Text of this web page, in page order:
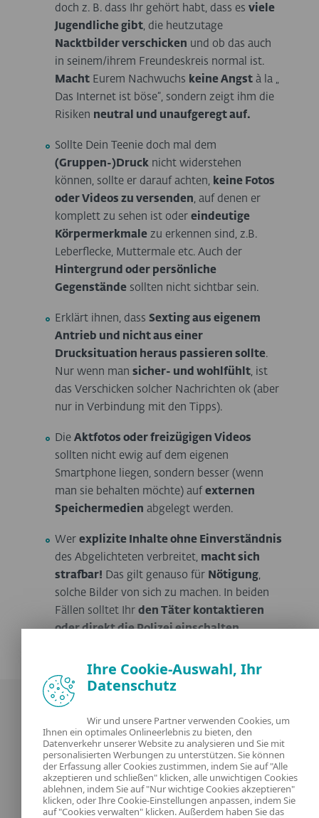
doch z. B. dass Ihr gehört habt, dass esviele
Jugendliche gibt, die heutzutage
Nacktbilder verschicken und ob das auch
in seinem/ihrem Freundeskreis normal ist.
Macht Eurem Nachwuchs keine Angst à la „
Das Internet ist böse“, sondern zeigt ihm die
Risiken neutral und unaufgeregt auf.
Sollte Dein Teenie doch mal dem
(Gruppen-)Druck nicht widerstehen
können, sollte er darauf achten, keine Fotos
oder Videos zu versenden, auf denen er
komplett zu sehen ist odereindeutige
Körpermerkmale zu erkennen sind, z.B.
Leberflecke, Muttermale etc. Auch der
Hintergrund oder persönliche
Gegenstände sollten nicht sichtbar sein.
Erklärt ihnen, dassSexting aus eigenem
Antrieb und nicht aus einer
Drucksituation heraus passieren sollte.
Nur wenn mansicher- und wohlfühlt, ist
das Verschicken solcher Nachrichten ok (aber
nur in Verbindung mit den Tipps).
DieAktfotos oder freizügigen Videos
sollten nicht ewig auf dem eigenen
Smartphone liegen, sondern besser (wenn
man sie behalten möchte) aufexternen
Speichermedien abgelegt werden.
Werexplizite Inhalte ohne Einverständnis
des Abgelichteten verbreitet, macht sich
strafbar! Das gilt genauso für Nötigung,
solche Bilder von sich zu machen. In beiden
Fällen solltet Ihrden Täter kontaktieren
oder direkt die Polizei einschalten.
Unsere Experten ESET
Was ist Datenschutzerklärung
Ihre Cookie-Auswahl, Ihr
Datenschutz
Wir und unsere Partner verwenden Cookies, um
Ihnen ein optimales Onlineerlebnis zu bieten, den
Datenverkehr unserer Website zu analysieren und Sie mit
personalisierten Werbungen zu unterstützen. Sie können
der Erfassung aller Cookies zustimmen, indem Sie auf "Alle
akzeptieren und schließen" klicken, alle unwichtigen Cookies
ablehnen, indem Sie auf "Nur wichtige Cookies akzeptieren"
klicken, oder Ihre Cookie-Einstellungen anpassen, indem Sie
auf "Cookies verwalten" klicken. Außerdem haben Sie das